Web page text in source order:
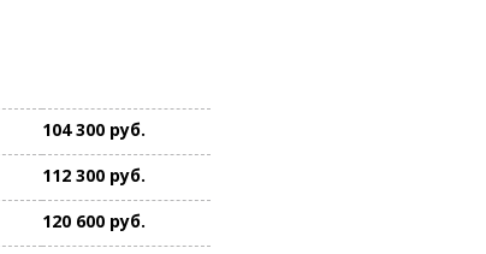
104 300 руб.
112 300 руб.
120 600 руб.